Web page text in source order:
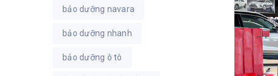
bảo dưỡng navara
bảo dưỡng nhanh
bảo dưỡng ô tô